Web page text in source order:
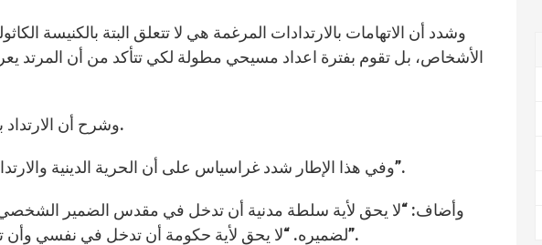
وشدد أن الاتهامات بالارتدادات المرغمة هي لا تتعلق البتة بالكنيسة
الأشخاص، بل تقوم بفترة اعداد مسيحي مطولة لكي تتأكد من أن المرتد
وشرح أن الارتداد بالنسبة للمسيحيين هو قبل كل شيء تحول قلبي.
وفي هذا الإطار شدد غراسياس على أن الحرية الدينية والارتداد هو “حق بشري” وهو “حق مقدس في دستورنا”.
وأضاف: “لا يحق لأية سلطة مدنية أن تدخل في مقدس الضمير
لضميره. “لا يحق لأية حكومة أن تدخل في نفسي وأن تفرض حظرًا على ضميري وتمنعني أن أغيّر ديني”.